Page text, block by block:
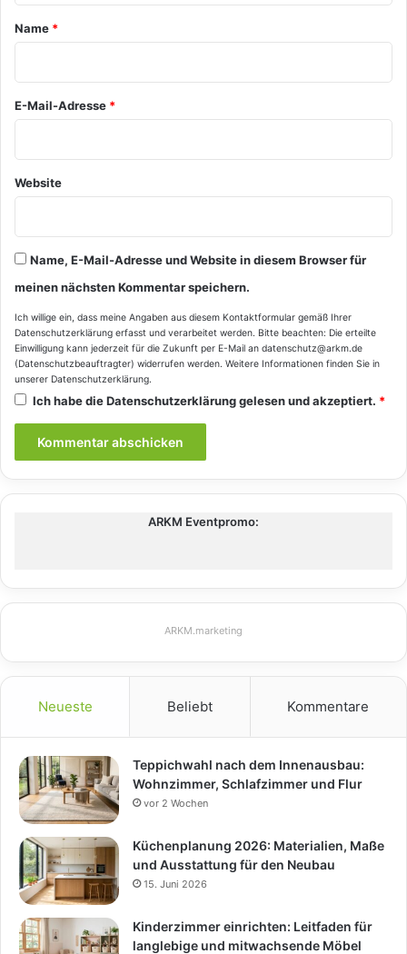
a
*
Name *
E-Mail-Adresse *
Website
Name, E-Mail-Adresse und Website in diesem Browser für
meinen nächsten Kommentar speichern.
Ich willige ein, dass meine Angaben aus diesem Kontaktformular gemäß Ihrer
Datenschutzerklärung erfasst und verarbeitet werden. Bitte beachten: Die erteilte
Einwilligung kann jederzeit für die Zukunft per E-Mail an datenschutz@arkm.de
(Datenschutzbeauftragter) widerrufen werden. Weitere Informationen finden Sie in
unserer Datenschutzerklärung.
Ich habe dieDatenschutzerklärunggelesen und akzeptiert. *
ARKM Eventpromo:
ARKM.marketing
Neueste Beliebt Kommentare
Teppichwahl nach dem Innenausbau:
Wohnzimmer, Schlafzimmer und Flur
vor 2 Wochen
Küchenplanung 2026: Materialien, Maße
und Ausstattung für den Neubau
15. Juni 2026
Kinderzimmer einrichten: Leitfaden für
langlebige und mitwachsende Möbel